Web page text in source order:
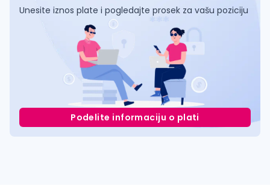
Unesite iznos plate i pogledajte prosek za vašu poziciju
Podelite informaciju o plati